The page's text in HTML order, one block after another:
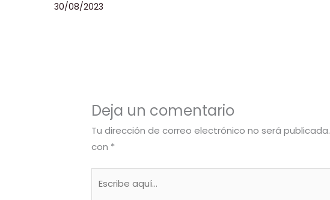
30/08/2023
Deja un comentario
Tu dirección de correo electrónico no será publicada.
con *